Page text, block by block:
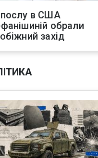
в США
обрали
захід